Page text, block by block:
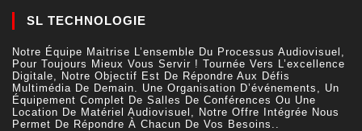
SL TECHNOLOGIE
Notre Équipe Maitrise L’ensemble Du Processus Audiovisuel,
Pour Toujours Mieux Vous Servir ! Tournée Vers L’excellence
Digitale, Notre Objectif Est De Répondre Aux Défis
Multimédia De Demain. Une Organisation D’événements, Un
Équipement Complet De Salles De Conférences Ou Une
Location De Matériel Audiovisuel, Notre Offre Intégrée Nous
Permet De Répondre À Chacun De Vos Besoins..